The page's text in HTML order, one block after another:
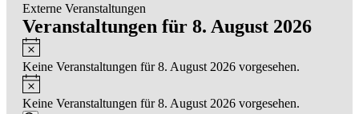
Externe Veranstaltungen
Veranstaltungen für 8. August 2026
Hinweis
Keine Veranstaltungen für 8. August 2026 vorgesehen.
Hinweis
Keine Veranstaltungen für 8. August 2026 vorgesehen.